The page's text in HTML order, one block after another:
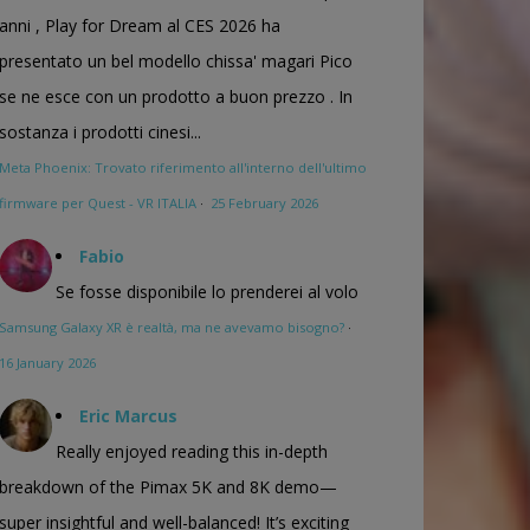
anni , Play for Dream al CES 2026 ha
presentato un bel modello chissa' magari Pico
se ne esce con un prodotto a buon prezzo . In
sostanza i prodotti cinesi...
Meta Phoenix: Trovato riferimento all'interno dell'ultimo
firmware per Quest - VR ITALIA · 25 February 2026
Fabio
Se fosse disponibile lo prenderei al volo
Samsung Galaxy XR è realtà, ma ne avevamo bisogno? ·
16 January 2026
Eric Marcus
Really enjoyed reading this in-depth
breakdown of the Pimax 5K and 8K demo—
super insightful and well-balanced! It’s exciting